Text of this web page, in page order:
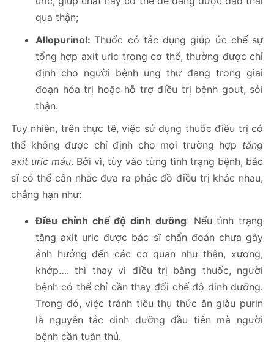
qua thận;
Allopurinol:Thuốc có tác dụng giúp ức chế sự
tổng hợp axit uric trong cơ thể, thường được chỉ
định cho người bệnh ung thư đang trong giai
đoạn hóa trị hoặc hỗ trợ điều trị bệnh gout, sỏi
thận.
Tuy nhiên, trên thực tế, việc sử dụng thuốc điều trị có
thể không được chỉ định cho mọi trường hợp tăng
axit uric máu. Bởi vì, tùy vào từng tình trạng bệnh, bác
sĩ có thể cân nhắc đưa ra phác đồ điều trị khác nhau,
chẳng hạn như:
Điều chỉnh chế độ dinh dưỡng: Nếu tình trạng
tăng axit uric được bác sĩ chẩn đoán chưa gây
ảnh hưởng đến các cơ quan như thận, xương,
khớp…. thì thay vì điều trị bằng thuốc, người
bệnh có thể chỉ cần thay đổi chế độ dinh dưỡng.
Trong đó, việc tránh tiêu thụ thức ăn giàu purin
là nguyên tắc dinh dưỡng đầu tiên mà người
bệnh cần tuân thủ.